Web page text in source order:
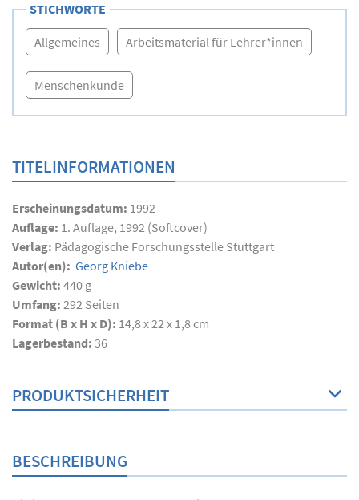
STICHWORTE
Allgemeines Arbeitsmaterial für Lehrer*innen
Menschenkunde
TITELINFORMATIONEN
Erscheinungsdatum: 1992
Auflage: 1. Auflage, 1992 (Softcover)
Verlag: Pädagogische Forschungsstelle Stuttgart
Autor(en): Georg Kniebe
Gewicht: 440 g
Umfang: 292 Seiten
Format (B x H x D): 14,8 x 22 x 1,8 cm
Lagerbestand: 36
PRODUKTSICHERHEIT
BESCHREIBUNG